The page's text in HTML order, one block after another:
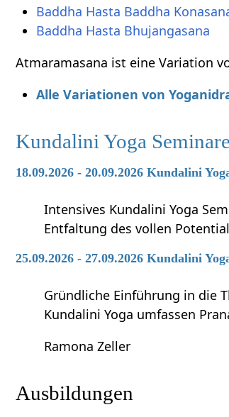
Baddha Hasta Baddha
Baddha Hasta Bhujangasana
Atmaramasana ist eine Variation
Alle Variationen von
Kundalini Yoga Seminare
18.09.2026 - 20.09.2026 Kundalini
Intensives Kundalini Yoga
Entfaltung des vollen
25.09.2026 - 27.09.2026 Kundalini
Gründliche Einführung in die
Kundalini Yoga umfassen
Ramona Zeller
Ausbildungen